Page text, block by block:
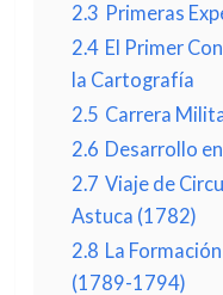
2.3 Primeras
2.4 El Primer
la Cartografía
2.5 Carrera
2.6 Desarrollo
2.7 Viaje de
Astuca (1782)
2.8 La
(1789-1794)